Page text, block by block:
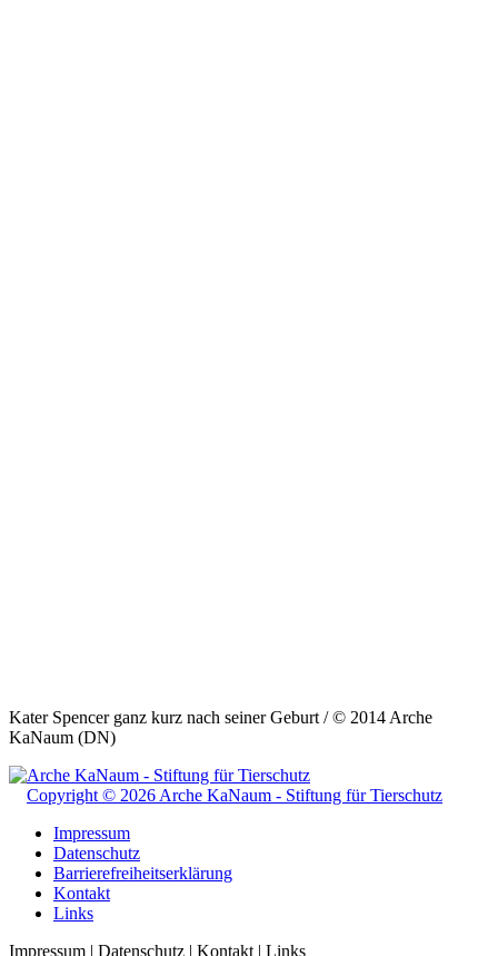
Kater Spencer ganz kurz nach seiner Geburt / © 2014 Arche
KaNaum (DN)
Copyright © 2026 Arche KaNaum - Stiftung für Tierschutz
Impressum
Datenschutz
Barrierefreiheitserklärung
Kontakt
Links
Impressum | Datenschutz | Kontakt | Links